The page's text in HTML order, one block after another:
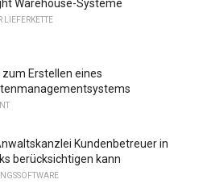
Warehouse-Systeme
LIEFERKETTE
Erstellen eines
Kundenbetreuer in
berücksichtigen kann